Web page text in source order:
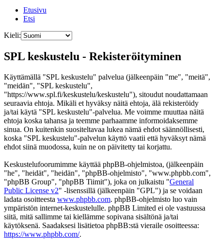
Etusivu
Etsi
Kieli:
SPL keskustelu - Rekisteröityminen
Käyttämällä "SPL keskustelu" palvelua (jälkeenpäin "me", "meitä",
"meidän", "SPL keskustelu",
"https://www.spl.fi/keskustelu/keskustelu"), sitoudut noudattamaan
seuraavia ehtoja. Mikäli et hyväksy näitä ehtoja, älä rekisteröidy
ja/tai käytä "SPL keskustelu"-palvelua. Me voimme muuttaa näitä
ehtoja koska tahansa ja teemme parhaamme informoidaksemme
sinua. On kuitenkin suositeltavaa lukea nämä ehdot säännöllisesti,
koska "SPL keskustelu"-palvelun käyttö vaatii että hyväksyt nämä
ehdot siinä muodossa, kuin ne on päivitetty tai korjattu.
Keskustelufoorumimme käyttää phpBB-ohjelmistoa, (jälkeenpäin
"he", "heidät", "heidän", "phpBB-ohjelmisto", "www.phpbb.com",
"phpBB Group", "phpBB Tiimit"), joka on julkaistu "General
Public License v2" -lisenssillä (jälkeenpäin "GPL") ja se voidaan
ladata osoitteesta www.phpbb.com. phpBB-ohjelmisto luo vain
ympäristön internet-keskustelulle. phpBB Limited ei ole vastuussa
siitä, mitä sallimme tai kiellämme sopivana sisältönä ja/tai
käytöksenä. Saadaksesi lisätietoa phpBB:stä vieraile osoitteessa:
https://www.phpbb.com/.